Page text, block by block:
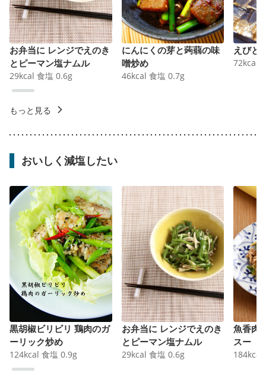
お弁当に レンジでえのき
とピーマン塩ナムル
29kcal 食塩 0.6g
にんにくの芽と蒟蒻の味
噌炒め
46kcal 食塩 0.7g
えびと
72kcal
もっと見る
おいしく減塩したい
黒胡椒ビリビリ 鶏肉のガ
ーリック炒め
124kcal 食塩 0.9g
お弁当に レンジでえのき
とピーマン塩ナムル
29kcal 食塩 0.6g
魚香肉
スー
184kcal